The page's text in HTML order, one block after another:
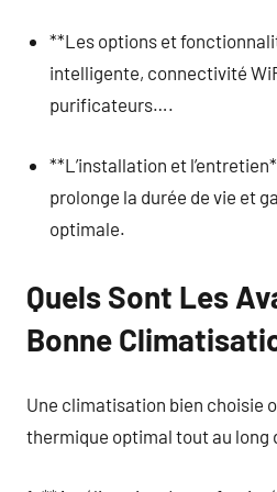
**Les options et
intelligente, connectivité
purificateurs….
**L’installation et
prolonge la durée de vie et
optimale.
Quels Sont Les
Bonne
Une climatisation bien choisie
thermique optimal tout au long